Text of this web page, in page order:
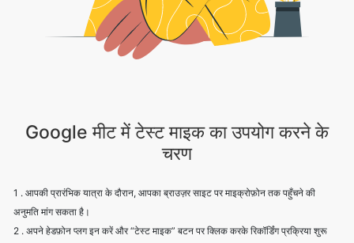
Google मीट में टेस्ट माइक का उपयोग करने के
चरण
1 . आपकी प्रारंभिक यात्रा के दौरान, आपका ब्राउज़र साइट पर माइक्रोफ़ोन तक पहुँचने की
अनुमति मांग सकता है।
2 . अपने हेडफ़ोन प्लग इन करें और “टेस्ट माइक” बटन पर क्लिक करके रिकॉर्डिंग प्रक्रिया शुरू